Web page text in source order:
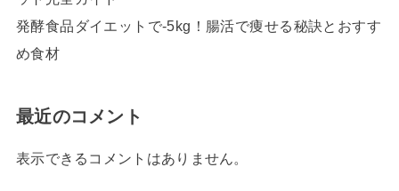
発酵食品ダイエットで-5kg！腸活で痩せる秘訣とおすす
め食材
最近のコメント
表示できるコメントはありません。